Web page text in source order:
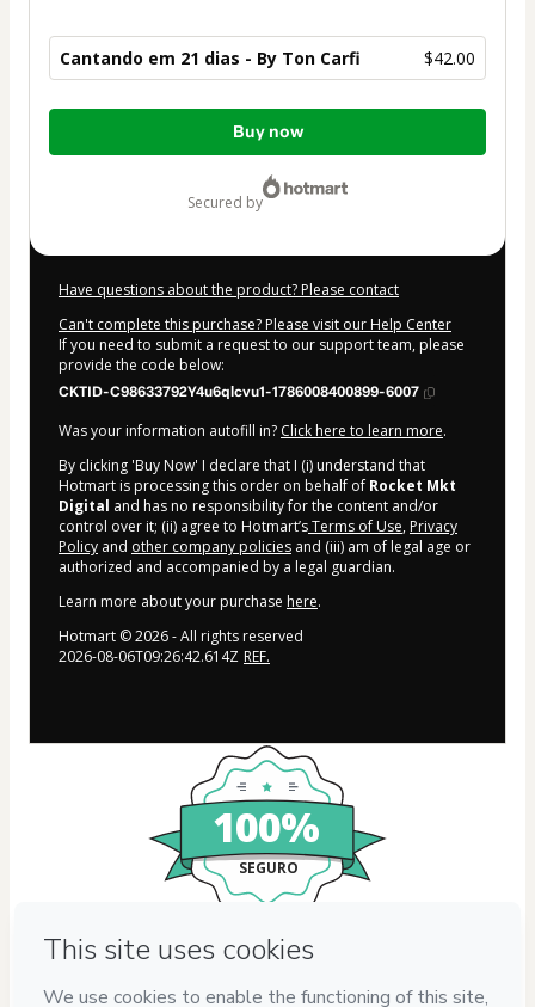
Cantando em 21 dias - By Ton Carfi $42.00
Total
Buy now
secured by
Have questions about the product? Please contact
Can't complete this purchase? Please visit our Help Center
If you need to submit a request to our support team, please
provide the code below:
CKTID-C98633792Y4u6qlcvu1-1786008400899-6007
Was your information autofill in? Click here to learn more.
By clicking 'Buy Now' I declare that I (i) understand that
Hotmart is processing this order on behalf of Rocket Mkt
Digital and has no responsibility for the content and/or
control over it; (ii) agree to Hotmart’sTerms of Use, Privacy
Policy and other company policies and (iii) am of legal age or
authorized and accompanied by a legal guardian.
Learn more about your purchase here.
Hotmart ©2026- All rights reserved
2026-08-06T09:26:42.614Z REF.
100%
SEGURO